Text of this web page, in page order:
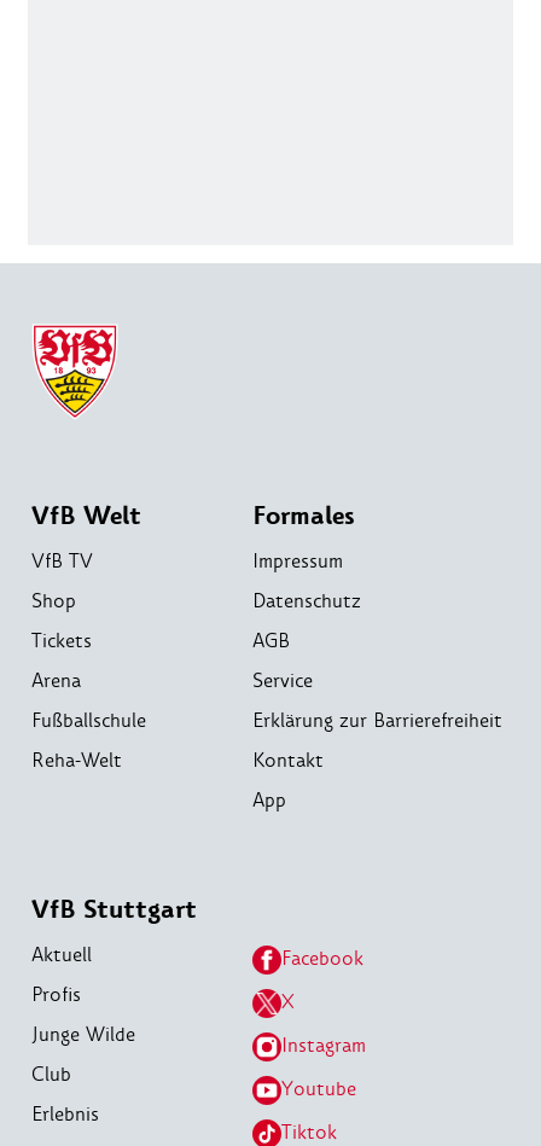
VfB Welt
VfB TV
Shop
Tickets
Arena
Fußballschule
Reha-Welt
Formales
Impressum
Datenschutz
AGB
Service
Erklärung zur Barrierefreiheit
Kontakt
App
VfB Stuttgart
Aktuell
Profis
Junge Wilde
Club
Erlebnis
Facebook
X
Instagram
Youtube
Tiktok